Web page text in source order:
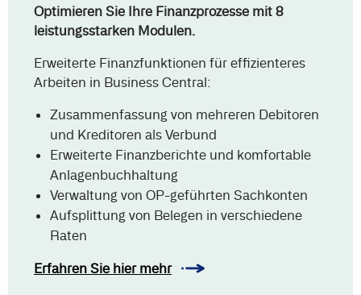
Optimieren Sie Ihre Finanzprozesse mit 8
leistungsstarken Modulen.
Erweiterte Finanzfunktionen für effizienteres
Arbeiten in Business Central:
Zusammenfassung von mehreren Debitoren
und Kreditoren als Verbund
Erweiterte Finanzberichte und komfortable
Anlagenbuchhaltung
Verwaltung von OP-geführten Sachkonten
Aufsplittung von Belegen in verschiedene
Raten
Erfahren Sie hier mehr